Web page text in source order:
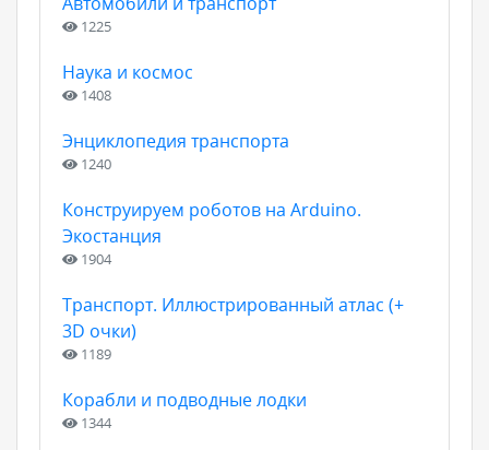
1225
Наука и космос
1408
Энциклопедия транспорта
1240
Конструируем роботов на Arduino.
Экостанция
1904
Транспорт. Иллюстрированный атлас (+
3D очки)
1189
Корабли и подводные лодки
1344